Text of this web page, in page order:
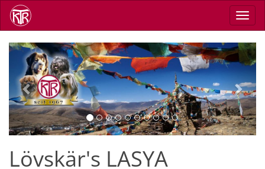
Direkt
zum
Inhalt
Previous Next
Lövskär's LASYA